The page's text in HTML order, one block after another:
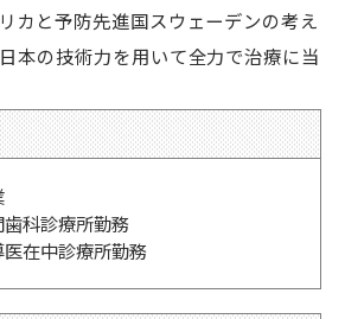
カと予防先進国スウェーデンの考え
本の技術力を用いて全力で治療に当
科診療所勤務
在中診療所勤務